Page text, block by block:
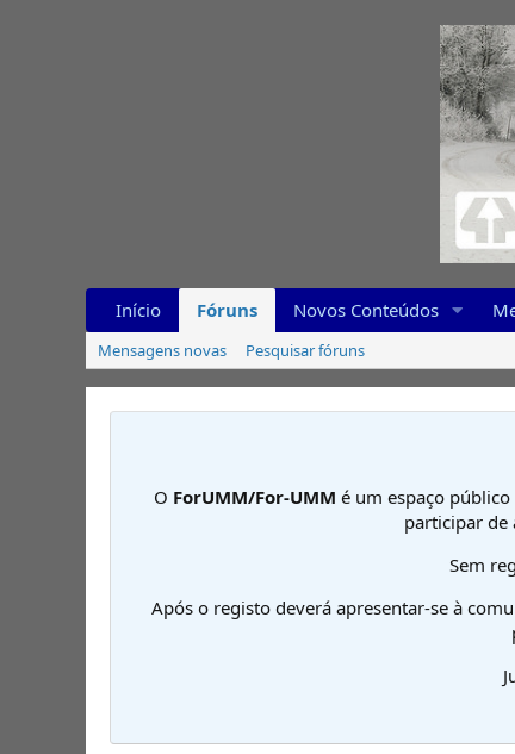
Início Fóruns Novos Conteúdos
Mensagens novas Pesquisar fóruns
O ForUMM/For-UMM é um espaço
participar de
Sem
Após o registo deverá apresentar-se à